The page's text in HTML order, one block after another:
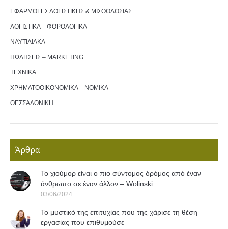
ΕΦΑΡΜΟΓΕΣ ΛΟΓΙΣΤΙΚΗΣ & ΜΙΣΘΟΔΟΣΙΑΣ
ΛΟΓΙΣΤΙΚΑ – ΦΟΡΟΛΟΓΙΚΑ
ΝΑΥΤΙΛΙΑΚΑ
ΠΩΛΗΣΕΙΣ – MARKETING
ΤΕΧΝΙΚΑ
ΧΡΗΜΑΤΟΟΙΚΟΝΟΜΙΚΑ – ΝΟΜΙΚΑ
ΘΕΣΣΑΛΟΝΙΚΗ
Άρθρα
Το χιούμορ είναι ο πιο σύντομος δρόμος από έναν
άνθρωπο σε έναν άλλον – Wolinski
03/06/2024
Το μυστικό της επιτυχίας που της χάρισε τη θέση
εργασίας που επιθυμούσε